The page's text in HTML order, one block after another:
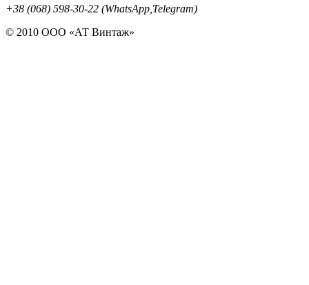
+38 (068) 598-30-22 (WhatsApp,Telegram)
© 2010 ООО «АТ Винтаж»